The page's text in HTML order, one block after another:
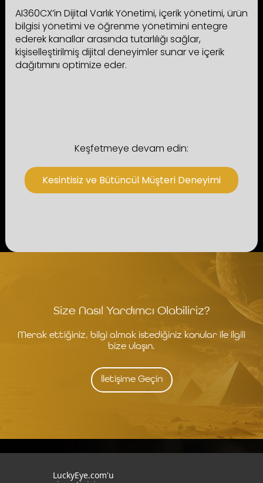
AI360CX’in Dijital Varlık Yönetimi, içerik yönetimi, ürün
bilgisi yönetimi ve öğrenme yönetimini entegre
ederek kanallar arasında tutarlılığı sağlar,
kişiselleştirilmiş dijital deneyimler sunar ve içerik
dağıtımını optimize eder.
Keşfetmeye devam edin:
Kesintisiz ve Bütüncül Müşteri Deneyimi
Size Nasıl Yardımcı Olabiliriz?
Merak ettiğiniz, bilgi almak istediğiniz konular ile ilgili
bize ulaşın.
İletişime Geçin
LuckyEye.com'u